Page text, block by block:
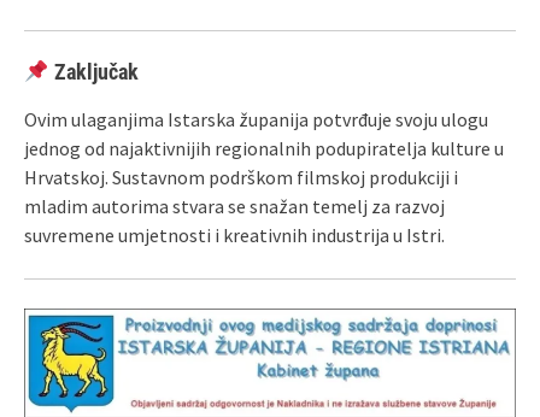
Zaključak
Ovim ulaganjima Istarska županija potvrđuje svoju ulogu
jednog od najaktivnijih regionalnih podupiratelja kulture u
Hrvatskoj. Sustavnom podrškom filmskoj produkciji i
mladim autorima stvara se snažan temelj za razvoj
suvremene umjetnosti i kreativnih industrija u Istri.